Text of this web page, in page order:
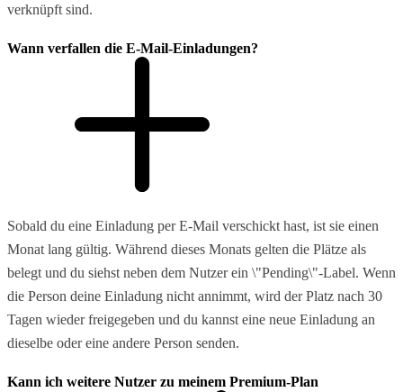
verknüpft sind.
Wann verfallen die E-Mail-Einladungen?
Sobald du eine Einladung per E-Mail verschickt hast, ist sie einen
Monat lang gültig. Während dieses Monats gelten die Plätze als
belegt und du siehst neben dem Nutzer ein \"Pending\"-Label. Wenn
die Person deine Einladung nicht annimmt, wird der Platz nach 30
Tagen wieder freigegeben und du kannst eine neue Einladung an
dieselbe oder eine andere Person senden.
Kann ich weitere Nutzer zu meinem Premium-Plan